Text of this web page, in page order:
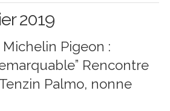
2019
Pigeon :
Rencontre
Palmo, nonne